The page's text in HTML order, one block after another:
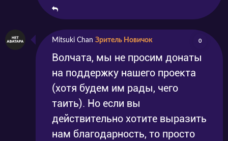
Mitsuki Chan Зритель Новичок 0
Волчата, мы не просим донаты
на поддержку нашего проекта
(хотя будем им рады, чего
таить). Но если вы
действительно хотите выразить
нам благодарность, то просто